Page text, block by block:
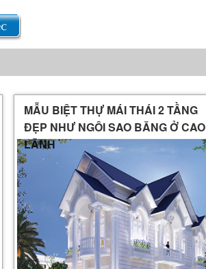
MẪU BIỆT THỰ MÁI THÁI 2 TẦNG
ĐẸP NHƯ NGÔI SAO BĂNG Ở CAO
LÃNH